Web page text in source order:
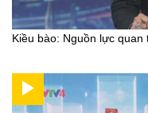
Kiều bào: Nguồn lực